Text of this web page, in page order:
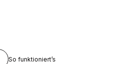
So funktioniert’s